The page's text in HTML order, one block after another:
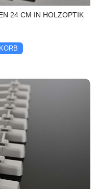
24 CM IN HOLZOPTIK